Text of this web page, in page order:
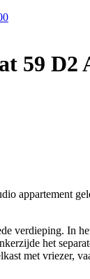
59 D2
appartement
verdieping. In
het
met vriezer,